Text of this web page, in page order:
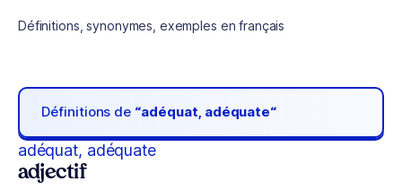
Définitions, synonymes, exemples en français
Définitions de “adéquat, adéquate“
adéquat, adéquate
adjectif